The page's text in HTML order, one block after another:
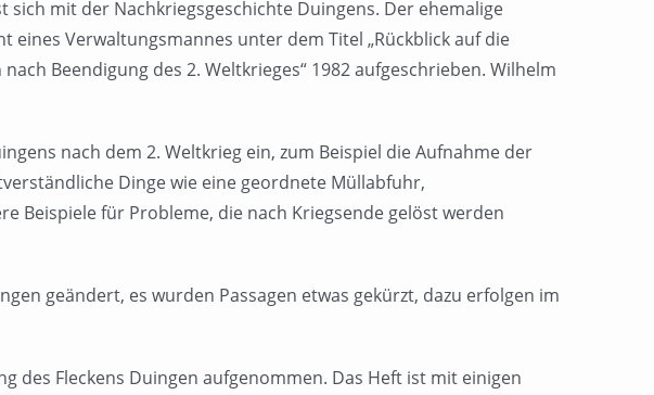
mit der Nachkriegsgeschichte Duingens. Der ehemalige
eines Verwaltungsmannes unter dem Titel „Rückblick auf die
Beendigung des 2. Weltkrieges“ 1982 aufgeschrieben. Wilhelm
nach dem 2. Weltkrieg ein, zum Beispiel die Aufnahme der
Dinge wie eine geordnete Müllabfuhr,
Beispiele für Probleme, die nach Kriegsende gelöst werden
geändert, es wurden Passagen etwas gekürzt, dazu erfolgen im
des Fleckens Duingen aufgenommen. Das Heft ist mit einigen